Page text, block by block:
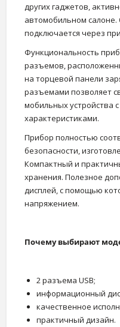
других гаджетов,
автомобильном
подключается через
Функциональность
разъемов,
на торцевой панели
разъемами позволяет
мобильных устройства
характеристиками.
Прибор полностью
безопасности,
Компактный и
хранения. Полезное
дисплей, с помощью
напряжением.
Почему выбирают
2 разъема USB;
информационный
качественное
практичный дизайн.